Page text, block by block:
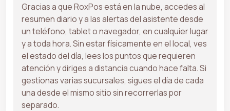
Gracias a que RoxPos está en la nube, accedes al
resumen diario y a las alertas del asistente desde
un teléfono, tablet o navegador, en cualquier lugar
y a toda hora. Sin estar físicamente en el local, ves
el estado del día, lees los puntos que requieren
atención y diriges a distancia cuando hace falta. Si
gestionas varias sucursales, sigues el día de cada
una desde el mismo sitio sin recorrerlas por
separado.